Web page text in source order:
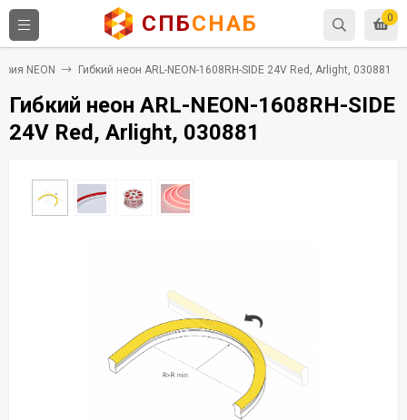
0
СПБСНАБ
NEON Гибкий неон ARL-NEON-1608RH-SIDE 24V Red, Arlight, 030881
Гибкий неон ARL-NEON-1608RH-SIDE
24V Red, Arlight, 030881